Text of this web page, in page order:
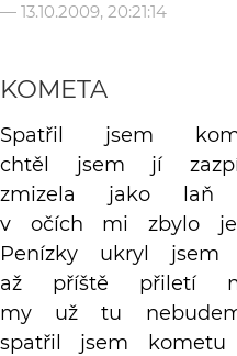
— 13.10.2009, 20:21:14
KOMETA
Spatřil jsem
chtěl jsem jí
zmizela jako
v očích mi zbylo
Penízky ukryl
až příště přiletí
my už tu
spatřil jsem